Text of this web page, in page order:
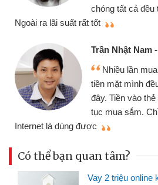
chóng tất cả đều
Ngoài ra lãi suất rất tốt
Trần Nhật Nam
Nhiều lần
tiền mặt mình
đây. Tiền vào
tục mua sắm.
Internet là dùng được
Có thể bạn quan tâm?
Vay 2 triệu online